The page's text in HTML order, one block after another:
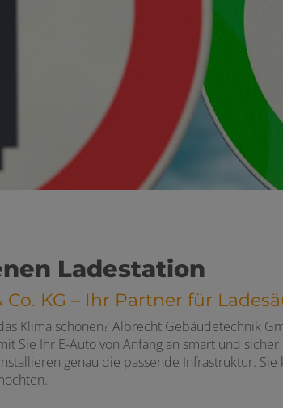
Ladestation
KG – Ihr Partner für
Klima schonen? Albrecht Gebäudetechnik
Sie Ihr E-Auto von Anfang an smart und
genau die passende Infrastruktur.